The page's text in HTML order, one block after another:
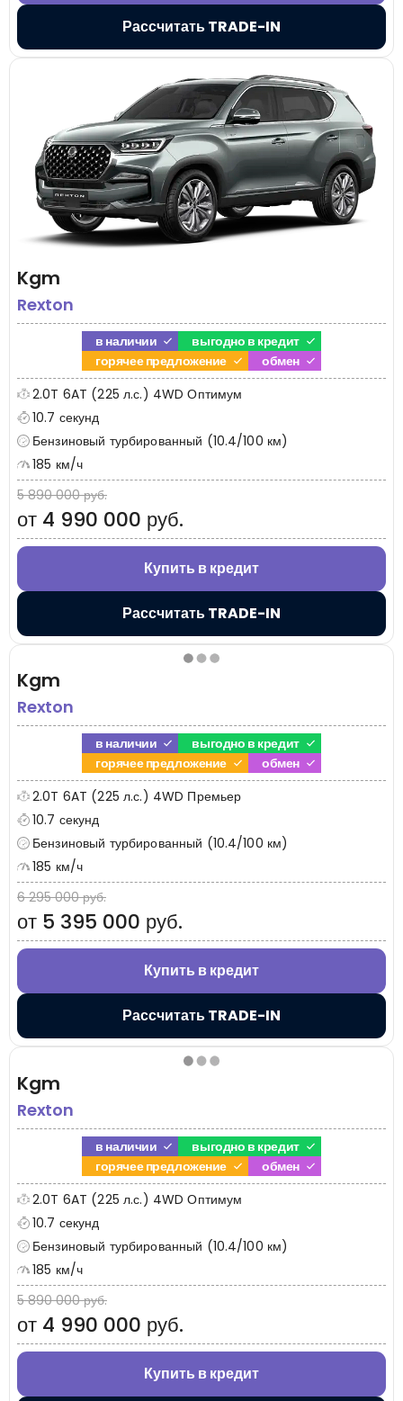
Рассчитать TRADE-IN
Kgm
Rexton
в наличии
выгодно в кредит
горячее предложение
обмен
2.0T 6AT (225 л.с.) 4WD Оптимум
10.7 секунд
Бензиновый турбированный (10.4/100 км)
185 км/ч
5 890 000 руб.
от 4 990 000 руб.
Купить в кредит
Рассчитать TRADE-IN
Kgm
Rexton
в наличии
выгодно в кредит
горячее предложение
обмен
2.0T 6AT (225 л.с.) 4WD Премьер
10.7 секунд
Бензиновый турбированный (10.4/100 км)
185 км/ч
6 295 000 руб.
от 5 395 000 руб.
Купить в кредит
Рассчитать TRADE-IN
Kgm
Rexton
в наличии
выгодно в кредит
горячее предложение
обмен
2.0T 6AT (225 л.с.) 4WD Оптимум
10.7 секунд
Бензиновый турбированный (10.4/100 км)
185 км/ч
5 890 000 руб.
от 4 990 000 руб.
Купить в кредит